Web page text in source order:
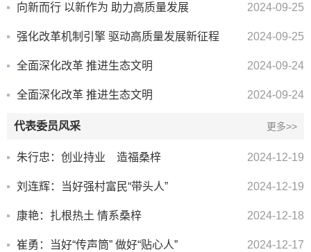
2024-09-25
向新而行 以新作为 助力高质量发展
2024-09-25
强化改革机制引擎 驱动高质量发展新征程
2024-09-24
全面深化改革 推进生态文明
2024-09-24
全面深化改革 推进生态文明
更多>>
代表委员风采
2024-12-19
朱行忠：创业持业 造福桑梓
2024-12-19
刘连辉：当好强村富民“带头人”
2024-12-18
康艳：扎根热土 情系桑梓
2024-12-17
崔勇：当好“传声筒” 做好“贴心人”